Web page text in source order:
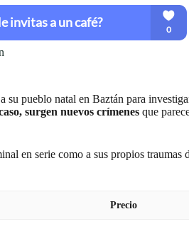
su pueblo natal en Baztán para
surgen nuevos crímenes que
en serie como a sus propios traumas
Precio